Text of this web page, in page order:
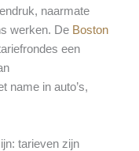
naarmate
werken. De Boston
een
name in auto’s,
tarieven zijn